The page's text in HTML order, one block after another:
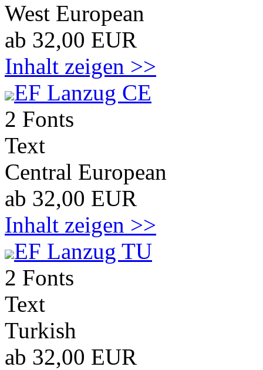
West European
ab 32,00 EUR
Inhalt zeigen >>
EF Lanzug CE
2 Fonts
Text
Central European
ab 32,00 EUR
Inhalt zeigen >>
EF Lanzug TU
2 Fonts
Text
Turkish
ab 32,00 EUR